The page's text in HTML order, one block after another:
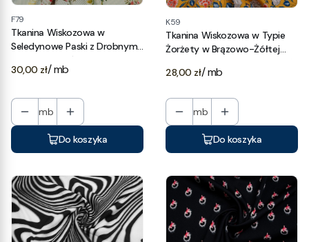
F79
Tkanina Wiskozowa w
Seledynowe Paski z Drobnym
Motywem Roślinnym
Cena
30,00 zł/ mb
mb
Do koszyka
K59
Tkanina Wiskozowa w Typie
Żorżety w Brązowo-Żółtej
Cena
28,00 zł/ mb
mb
Do koszyka